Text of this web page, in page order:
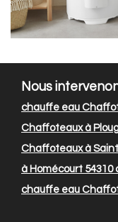
Nous
chauffe eau
Chaffoteaux à
Chaffoteaux à
à Homécourt 54310
chauffe eau